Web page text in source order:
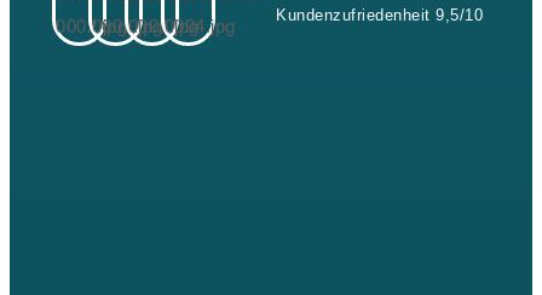
Kundenzufriedenheit 9,5/10